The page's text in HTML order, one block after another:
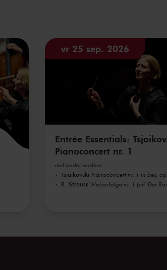
vr 25 sep. 2026
Entrée Essentials:
Pianoconcert nr. 1
met onder andere
Tsjaikovski Pianoconcert nr. 1 in bes,
R. Strauss Walzerfolge nr. 1 (uit 'Der